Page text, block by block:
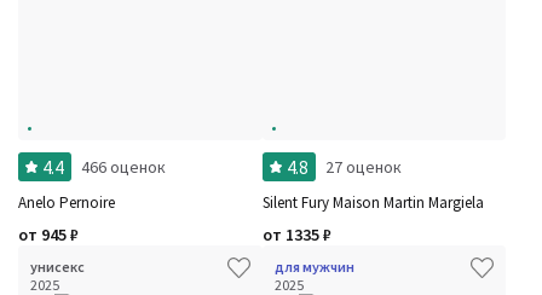
4.4 466 оценок
Anelo Pernoire
от 945₽
4.8 27 оценок
Silent Fury Maison Martin Margiela
от 1335₽
унисекс
2025
для мужчин
2025